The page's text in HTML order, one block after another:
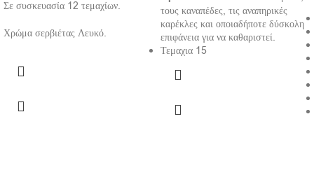
Σε συσκευασία 12 τεμαχίων.
Χρώμα σερβιέτας Λευκό.
τους καναπέδες, τις αναπηρικές
καρέκλες και οποιαδήποτε δύσκολη
επιφάνεια για να καθαριστεί.
Τεμαχια 15